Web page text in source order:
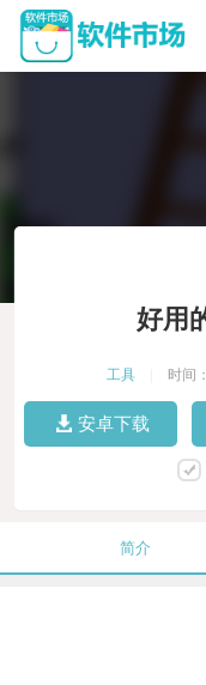
好用
工具 时间
安卓下载
简介